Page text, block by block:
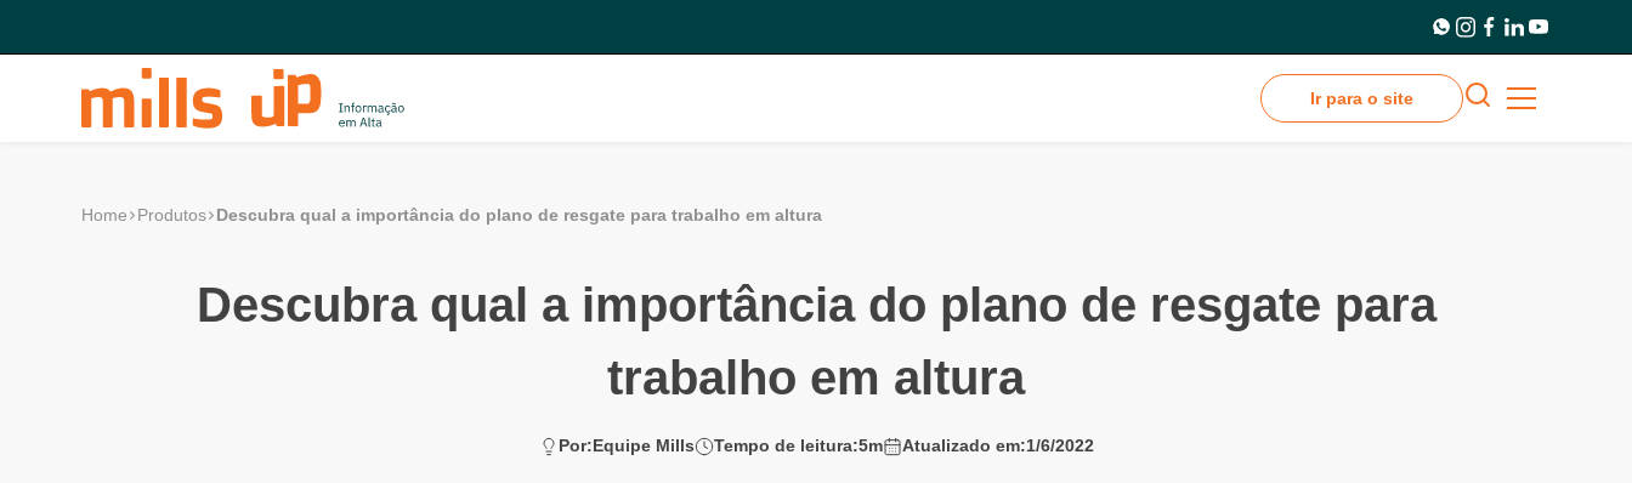
Ir para o site
Home Produtos Descubra qual a importância do plano de resgate para trabalho em altura
Descubra qual a importância do plano de resgate para
trabalho em altura
Por:Equipe Mills Tempo de leitura:5m Atualizado em:1/6/2022